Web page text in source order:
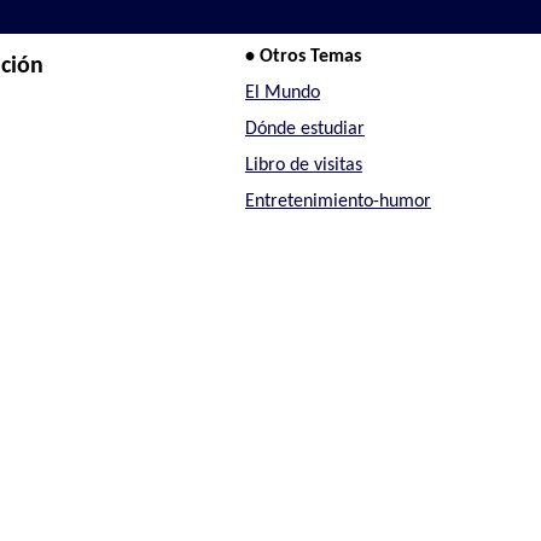
• Otros Temas
El Mundo
Dónde estudiar
Libro de visitas
Entretenimiento-humor